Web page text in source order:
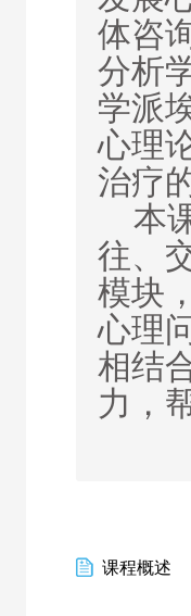
体咨
分析
学派
心理
治疗
本
往、
模块
心理
相结
力，
课程概述